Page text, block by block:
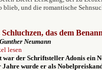
blieb, und die romantische
Schluchzen, das dem
Neumann
lesen
war der Schriftsteller Adonis ein
Jahre wurde er als